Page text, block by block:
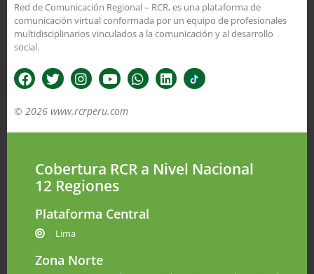
Red de Comunicación Regional – RCR, es una plataforma de
comunicación virtual conformada por un equipo de profesionales
multidisciplinarios vinculados a la comunicación y al desarrollo
social.
© 2026 www.rcrperu.com
Cobertura RCR a Nivel Nacional
12 Regiones
Plataforma Central
Lima
Zona Norte